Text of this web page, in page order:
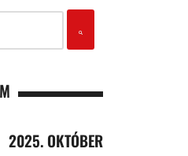
2025. OKTÓBER